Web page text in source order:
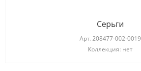
Серьги
Арт. 208477-002-0019
Коллекция: нет